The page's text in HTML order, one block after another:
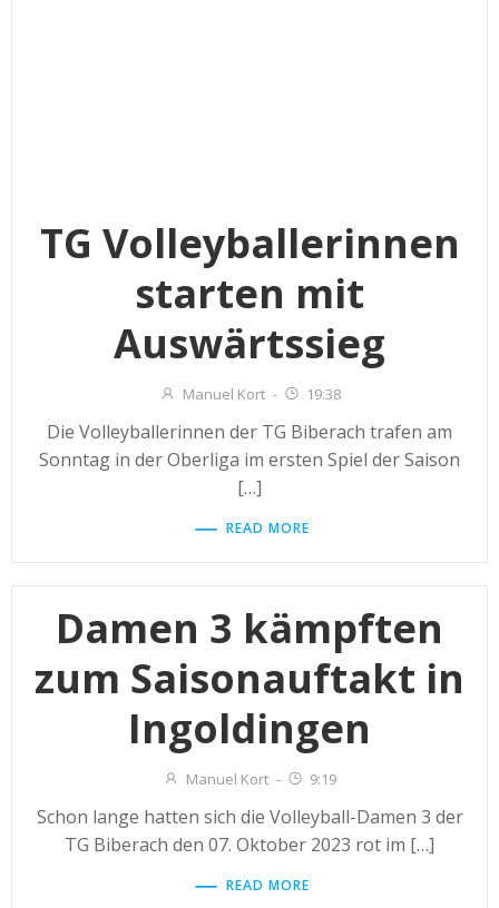
TG Volleyballerinnen
starten mit
Auswärtssieg
Manuel Kort - 19:38
Die Volleyballerinnen der TG Biberach trafen am
Sonntag in der Oberliga im ersten Spiel der Saison
[…]
READ MORE
Damen 3 kämpften
zum Saisonauftakt in
Ingoldingen
Manuel Kort - 9:19
Schon lange hatten sich die Volleyball-Damen 3 der
TG Biberach den 07. Oktober 2023 rot im […]
READ MORE